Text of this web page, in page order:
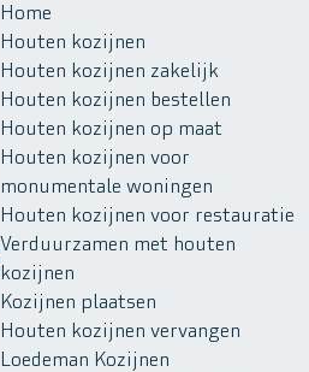
Home
Houten kozijnen
Houten kozijnen zakelijk
Houten kozijnen bestellen
Houten kozijnen op maat
Houten kozijnen voor
monumentale woningen
Houten kozijnen voor restauratie
Verduurzamen met houten
kozijnen
Kozijnen plaatsen
Houten kozijnen vervangen
Loedeman Kozijnen